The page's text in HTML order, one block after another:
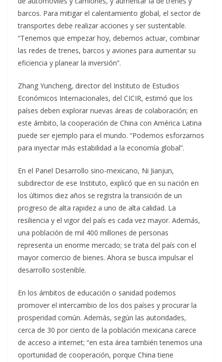
barcos. Para mitigar el calentamiento global, el sector de
transportes debe realizar acciones y ser sustentable.
“Tenemos que empezar hoy, debemos actuar, combinar
las redes de trenes, barcos y aviones para aumentar su
eficiencia y planear la inversión”.
Zhang Yuncheng, director del Instituto de Estudios
Económicos Internacionales, del CICIR, estimó que los
países deben explorar nuevas áreas de colaboración; en
este ámbito, la cooperación de China con América Latina
puede ser ejemplo para el mundo. “Podemos esforzarnos
para inyectar más estabilidad a la economía global”.
En el Panel Desarrollo sino-mexicano, Ni Jianjun,
subdirector de ese Instituto, explicó que en su nación en
los últimos diez años se registra la transición de un
progreso de alta rapidez a uno de alta calidad. La
resiliencia y el vigor del país es cada vez mayor. Además,
una población de mil 400 millones de personas
representa un enorme mercado; se trata del país con el
mayor comercio de bienes. Ahora se busca impulsar el
desarrollo sostenible.
En los ámbitos de educación o sanidad podemos
promover el intercambio de los dos países y procurar la
prosperidad común. Además, según las autoridades,
cerca de 30 por ciento de la población mexicana carece
de acceso a internet; “en esta área también tenemos una
oportunidad de cooperación, porque China tiene